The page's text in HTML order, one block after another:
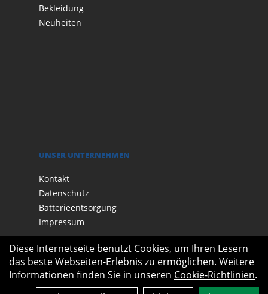
Bekleidung
Neuheiten
UNSER UNTERNEHMEN
Kontakt
Datenschutz
Batterieentsorgung
Impressum
Diese Internetseite benutzt Cookies, um Ihren Lesern
das beste Webseiten-Erlebnis zu ermöglichen. Weitere
Informationen finden Sie in unseren Cookie-Richtlinien.